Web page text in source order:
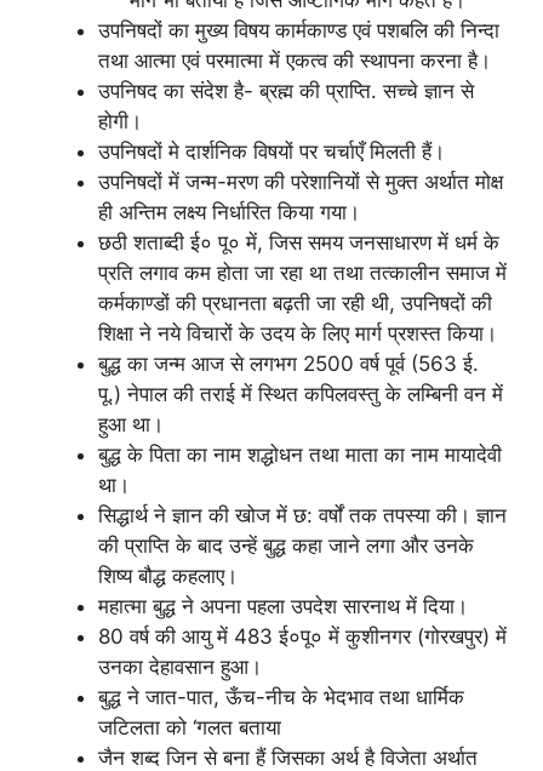
उपनिषदों का मुख्य विषय कार्मकाण्ड एवं पशबलि की निन्दा
तथा आत्मा एवं परमात्मा में एकत्व की स्थापना करना है।
उपनिषद का संदेश है- ब्रह्म की प्राप्ति. सच्चे ज्ञान से
होगी।
उपनिषदों मे दार्शनिक विषयों पर चर्चाएँ मिलती हैं।
उपनिषदों में जन्म-मरण की परेशानियों से मुक्त अर्थात मोक्ष
ही अन्तिम लक्ष्य निर्धारित किया गया।
छठी शताब्दी ई० पू० में, जिस समय जनसाधारण में धर्म के
प्रति लगाव कम होता जा रहा था तथा तत्कालीन समाज में
कर्मकाण्डों की प्रधानता बढ़ती जा रही थी, उपनिषदों की
शिक्षा ने नये विचारों के उदय के लिए मार्ग प्रशस्त किया।
बुद्ध का जन्म आज से लगभग 2500 वर्ष पूर्व (563 ई.
पू.) नेपाल की तराई में स्थित कपिलवस्तु के लम्बिनी वन में
हुआ था।
बुद्ध के पिता का नाम शद्धोधन तथा माता का नाम मायादेवी
था।
सिद्धार्थ ने ज्ञान की खोज में छ: वर्षों तक तपस्या की। ज्ञान
की प्राप्ति के बाद उन्हें बुद्ध कहा जाने लगा और उनके
शिष्य बौद्ध कहलाए।
महात्मा बुद्ध ने अपना पहला उपदेश सारनाथ में दिया।
80 वर्ष की आयु में 483 ई०पू० में कुशीनगर (गोरखपुर) में
उनका देहावसान हुआ।
बुद्ध ने जात-पात, ऊँच-नीच के भेदभाव तथा धार्मिक
जटिलता को ‘गलत बताया
जैन शब्द जिन से बना हैं जिसका अर्थ है विजेता अर्थात